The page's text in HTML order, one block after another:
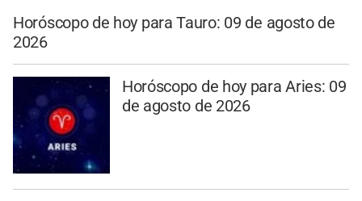
Horóscopo de hoy para Tauro: 09 de agosto de
2026
Horóscopo de hoy para Aries: 09
de agosto de 2026